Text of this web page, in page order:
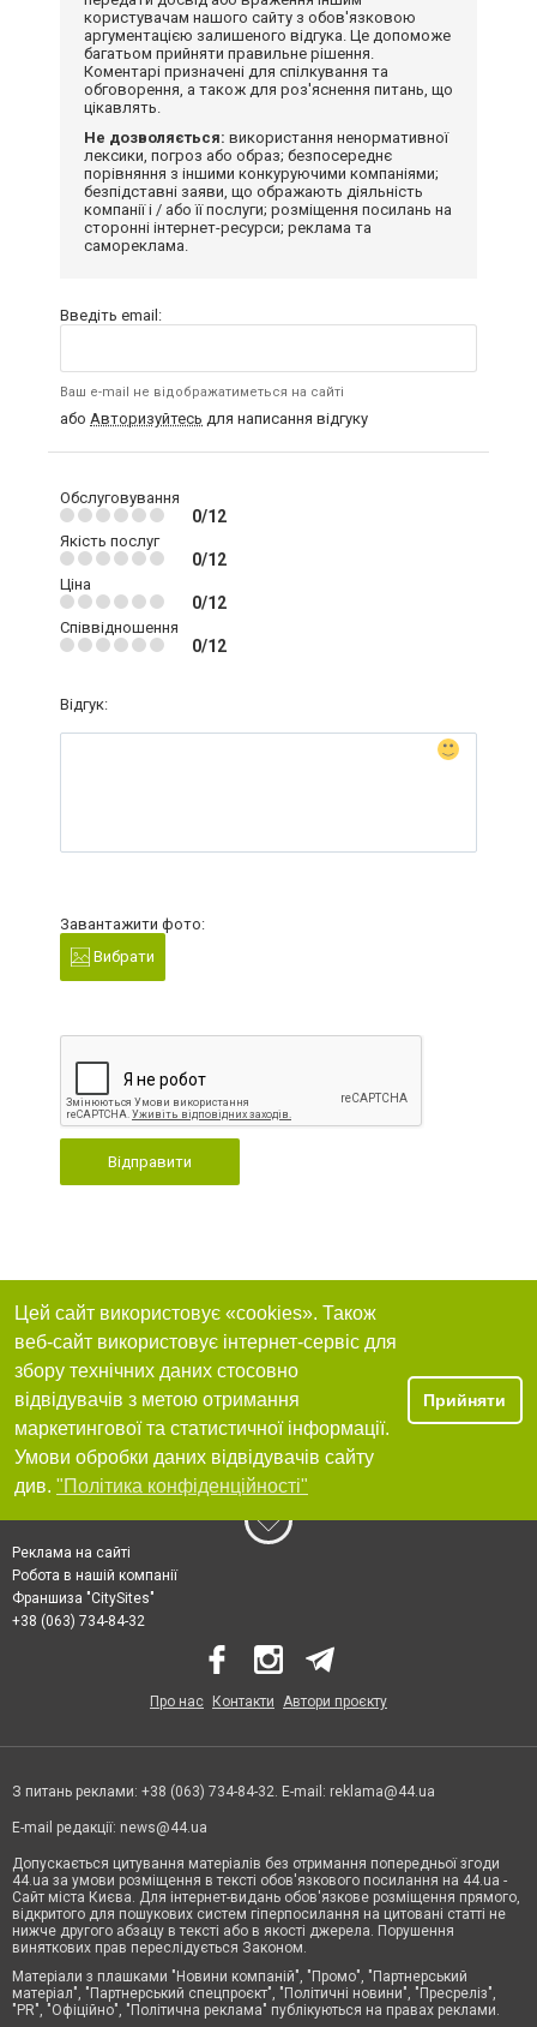
користувачам нашого сайту з обов'язковою
аргументацією залишеного відгука. Це допоможе
багатьом прийняти правильне рішення.
Коментарі призначені для спілкування та
обговорення, а також для роз'яснення питань, що
цікавлять.
Не дозволяється: використання ненормативної
лексики, погроз або образ; безпосереднє
порівняння з іншими конкуруючими компаніями;
безпідставні заяви, що ображають діяльність
компанії і / або її послуги; розміщення посилань на
сторонні інтернет-ресурси; реклама та
самореклама.
Введіть email:
Ваш e-mail не відображатиметься на сайті
або Авторизуйтесь для написання відгуку
Обслуговування
0/12
Якість послуг
0/12
Ціна
0/12
Співвідношення
0/12
Відгук:
Завантажити фото:
Вибрати
Відправити
Цей сайт використовує «cookies». Також
веб-сайт використовує інтернет-сервіс для
збору технічних даних стосовно
відвідувачів з метою отримання
маркетингової та статистичної інформації.
Умови обробки даних відвідувачів сайту
див. "Політика конфіденційності"
Прийняти
Реклама на сайті
Робота в нашій компанії
Франшиза "CitySites"
+38 (063) 734-84-32
Про нас Контакти Автори проєкту
З питань реклами: +38 (063) 734-84-32. E-mail: reklama@44.ua
E-mail редакції: news@44.ua
Допускається цитування матеріалів без отримання попередньої згоди
44.ua за умови розміщення в тексті обов'язкового посилання на 44.ua -
Сайт міста Києва. Для інтернет-видань обов'язкове розміщення прямого,
відкритого для пошукових систем гіперпосилання на цитовані статті не
нижче другого абзацу в тексті або в якості джерела. Порушення
виняткових прав переслідується Законом.
Матеріали з плашками "Новини компаній", "Промо", "Партнерський
матеріал", "Партнерський спецпроєкт", "Політичні новини", "Пресреліз",
"PR", "Офіційно", "Політична реклама" публікуються на правах реклами.